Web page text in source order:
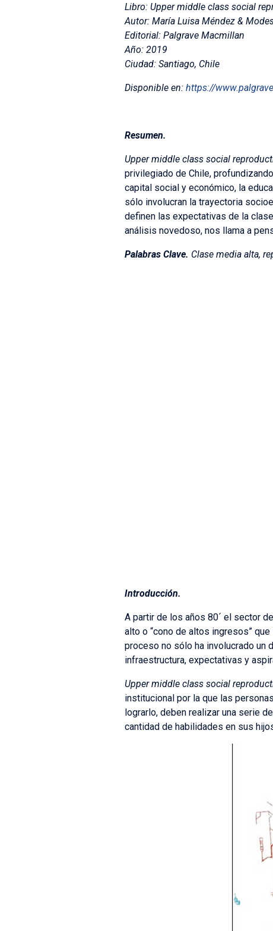
Libro: Upper middle class social
Autor: María Luisa Méndez &
Editorial: Palgrave Macmillan
Año: 2019
Ciudad: Santiago, Chile
Disponible en: https://
Resumen.
Upper middle class social
privilegiado de Chile,
capital social y económico, la
sólo involucran la trayectoria
definen las expectativas de la
análisis novedoso, nos llama a
Palabras Clave. Clase media alta,
Introducción.
A partir de los años 80´ el sector
alto o “cono de altos ingresos”
proceso no sólo ha involucrado un
infraestructura, expectativas y
Upper middle class social
institucional por la que las
lograrlo, deben realizar una serie
cantidad de habilidades en sus